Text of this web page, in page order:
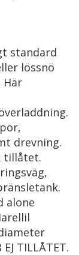
standard
lössnö
drevning.
tillåtet.
alone
TILLÅTET.